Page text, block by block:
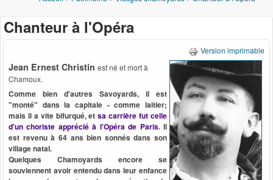
Vous êtes ici
Chanteur à l'Opéra
Version imprimable
Jean Ernest Christin est né et mort à
Chamoux.
Comme bien d'autres Savoyards, il est
"monté" dans la capitale - comme laitier;
mais il a vite bifurqué, etsa carrière fut celle
d'un choriste apprécié à l'Opéra de Paris. Il
est revenu à 64 ans bien sonnés dans son
village natal.
Quelques Chamoyards encore se
souviennent avoir entendudans leur enfance